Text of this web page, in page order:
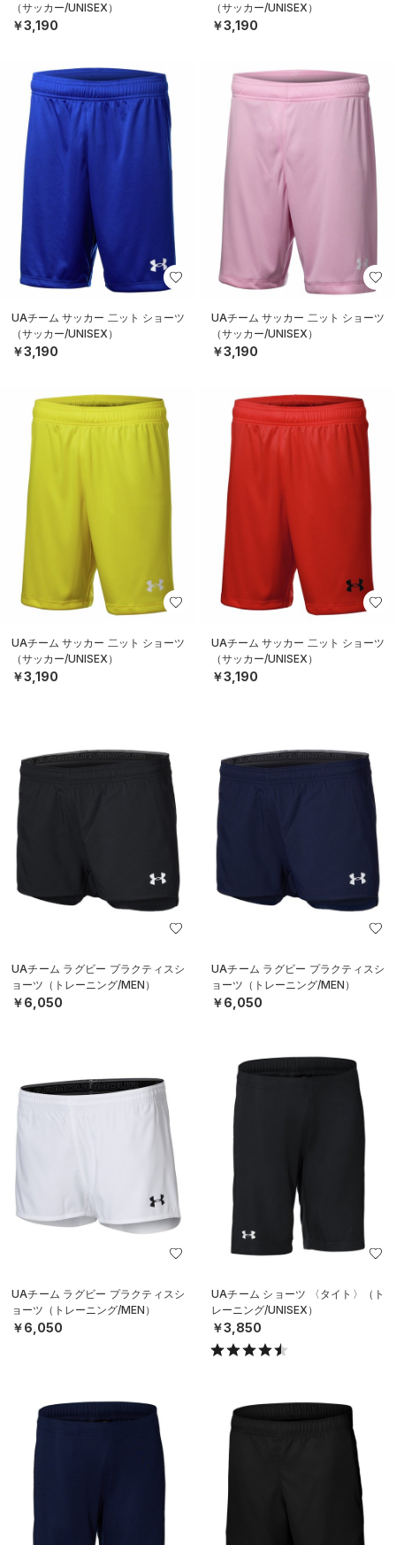
（サッカー/UNISEX）
￥3,190
（サッカー/UNISEX）
￥3,190
UAチーム サッカー 二ット ショーツ
（サッカー/UNISEX）
￥3,190
UAチーム サッカー 二ット ショーツ
（サッカー/UNISEX）
￥3,190
UAチーム サッカー 二ット ショーツ
（サッカー/UNISEX）
￥3,190
UAチーム サッカー 二ット ショーツ
（サッカー/UNISEX）
￥3,190
UAチーム ラグビー プラクティスシ
ョーツ（トレーニング/MEN）
￥6,050
UAチーム ラグビー プラクティスシ
ョーツ（トレーニング/MEN）
￥6,050
UAチーム ラグビー プラクティスシ
ョーツ（トレーニング/MEN）
￥6,050
UAチーム ショーツ 〈タイト〉（ト
レーニング/UNISEX）
￥3,850